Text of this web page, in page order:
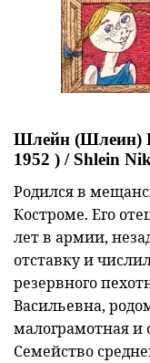
Шлейн (Шлеин)
1952 ) / Shlein
Родился в
Костроме. Его
лет в армии,
отставку и
резервного
Васильевна,
малограмотная
Семейство